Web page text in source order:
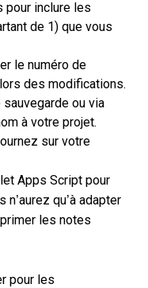
pour inclure les
de 1) que vous
le numéro de
des modifications.
ou via
à votre projet.
sur votre
Apps Script pour
qu’à adapter
les notes
pour les